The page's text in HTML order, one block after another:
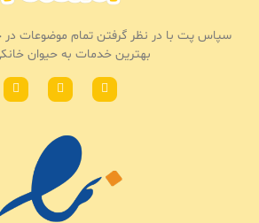
سپاس پت با در نظر گرفتن تمام موضوعات در
بهترین خدمات به حیوان